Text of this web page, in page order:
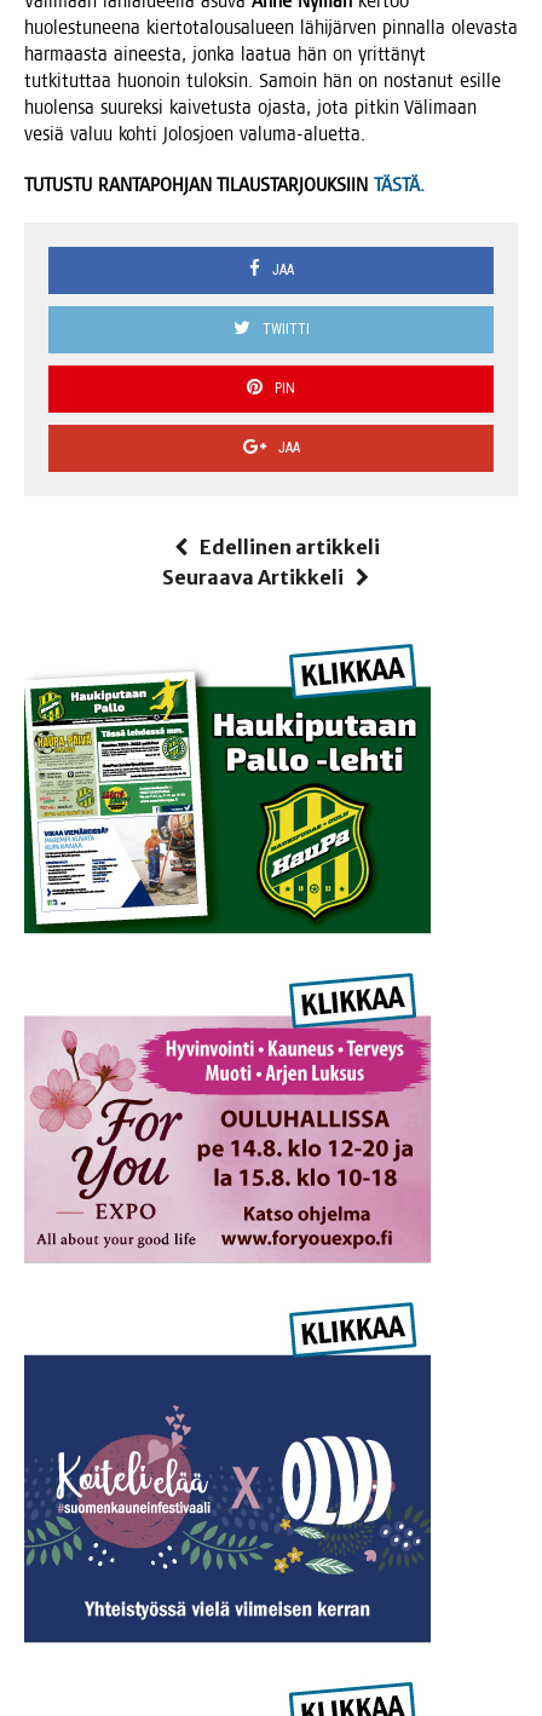
huo­les­tu­nee­na kier­to­ta­lous­a­lu­een lähi­jär­ven pin­nal­la ole­vas­ta
har­maas­ta ainees­ta, jon­ka laa­tua hän on yrit­tä­nyt
tut­ki­tut­taa huo­noin tulok­sin. Samoin hän on nos­ta­nut esil­le
huo­len­sa suu­rek­si kai­ve­tus­ta ojas­ta, jota pit­kin Väli­maan
vesiä valuu koh­ti Jolos­joen valuma-aluetta.
TUTUSTU RANTAPOHJAN TILAUSTARJOUKSIIN TÄSTÄ.
JAA
TWIITTI
PIN
JAA
Edellinen artikkeli
Seuraava Artikkeli